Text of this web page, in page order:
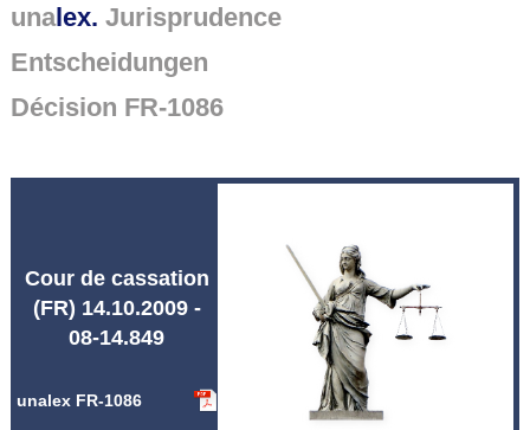
Textes législatifs
Jurisprudence
unalex. Jurisprudence
Entscheidungen
Décision FR-1086
Cour de cassation
(FR) 14.10.2009 -
08-14.849
unalex FR-1086